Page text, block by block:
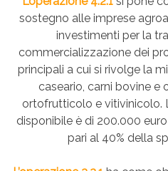
sostegno alle imprese
investimenti per la
commercializzazione dei
principali a cui si rivolge la
caseario, carni bovine e
ortofrutticolo e vitivinicolo.
disponibile è di 200.000
pari al 40% della